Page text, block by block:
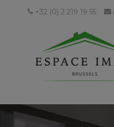
+32 (0) 2 219 19 55